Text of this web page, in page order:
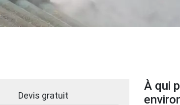
Devis gratuit
À qui